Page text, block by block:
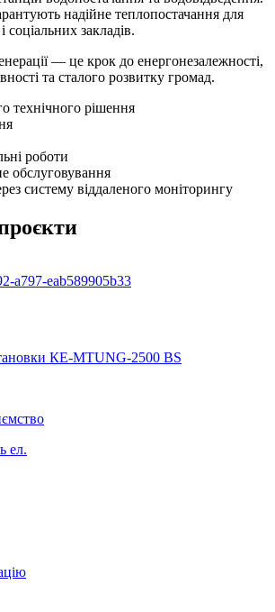
надійне теплопостачання для
закладів.
— це крок до енергонезалежності,
та сталого розвитку громад.
технічного рішення
роботи
обслуговування
систему віддаленого моніторингу
КЕ-МTUNG-2500 ВS
ел.